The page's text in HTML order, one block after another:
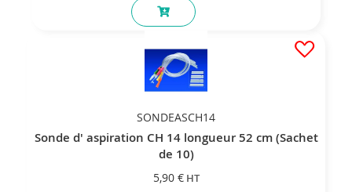
SONDEASCH14
Sonde d' aspiration CH 14 longueur 52 cm (Sachet
de 10)
5,90 €